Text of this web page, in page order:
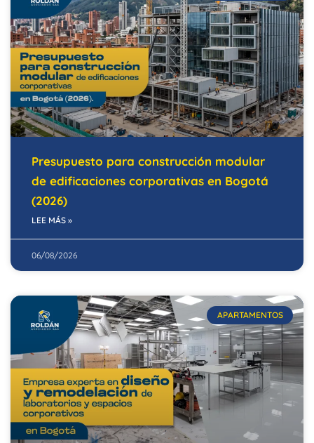
Presupuesto para construcción modular
de edificaciones corporativas en Bogotá
(2026)
LEE MÁS »
06/08/2026
APARTAMENTOS